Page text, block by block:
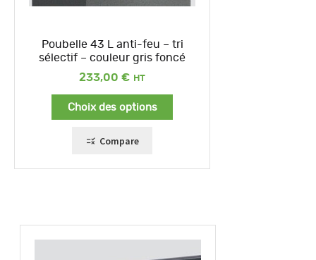
Poubelle 43 L anti-feu – tri
sélectif – couleur gris foncé
233,00 €
Choix des options
Compare